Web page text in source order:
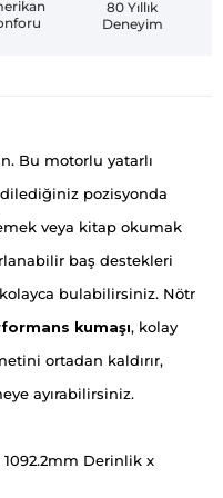
80 Yıllık
Deneyim
Bu motorlu yatarlı
pozisyonda
veya kitap okumak
baş destekleri
bulabilirsiniz. Nötr
kumaşı, kolay
ortadan kaldırır,
ayırabilirsiniz.
1092.2mm Derinlik x